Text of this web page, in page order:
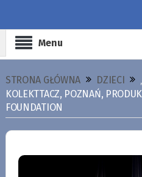
Menu
STRONA GŁÓWNA DZIECI
KOLEKTTACZ, POZNAŃ,
FOUNDATION